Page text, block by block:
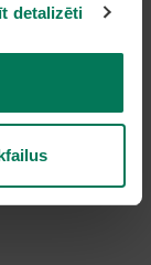
detalizēti